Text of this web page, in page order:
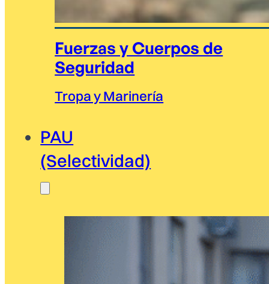
Fuerzas y Cuerpos de
Seguridad
Tropa y Marinería
PAU
(Selectividad)